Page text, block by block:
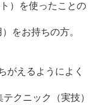
）を使ったことの
をお持ちの方。
がえるようによく
クニック（実技）